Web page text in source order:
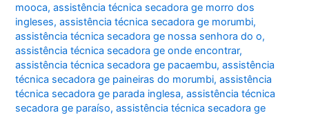
mooca,assistência técnica secadora ge morro dos
ingleses,assistência técnica secadora ge morumbi,
assistência técnica secadora ge nossa senhora do o,
assistência técnica secadora ge onde encontrar,
assistência técnica secadora ge pacaembu,assistência
técnica secadora ge paineiras do morumbi,assistência
técnica secadora ge parada inglesa,assistência técnica
secadora ge paraíso,assistência técnica secadora ge